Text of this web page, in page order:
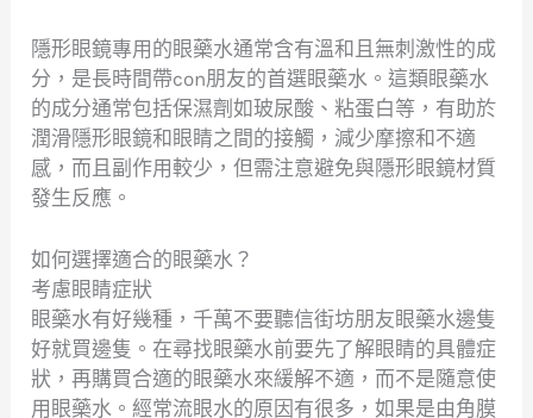
隱形眼鏡專用的眼藥水通常含有溫和且無刺激性的成
分，是長時間帶con朋友的首選眼藥水。這類眼藥水
的成分通常包括保濕劑如玻尿酸、粘蛋白等，有助於
潤滑隱形眼鏡和眼睛之間的接觸，減少摩擦和不適
感，而且副作用較少，但需注意避免與隱形眼鏡材質
發生反應。
如何選擇適合的眼藥水？
考慮眼睛症狀
眼藥水有好幾種，千萬不要聽信街坊朋友眼藥水邊隻
好就買邊隻。在尋找眼藥水前要先了解眼睛的具體症
狀，再購買合適的眼藥水來緩解不適，而不是隨意使
用眼藥水。經常流眼水的原因有很多，如果是由角膜